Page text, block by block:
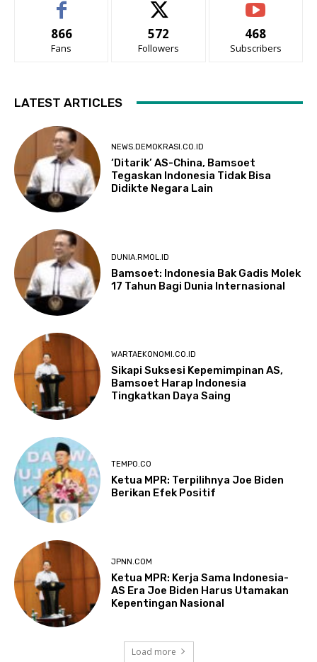
866
Fans
572
Followers
468
Subscribers
LATEST ARTICLES
NEWS.DEMOKRASI.CO.ID
‘Ditarik’ AS-China, Bamsoet
Tegaskan Indonesia Tidak Bisa
Didikte Negara Lain
DUNIA.RMOL.ID
Bamsoet: Indonesia Bak Gadis Molek
17 Tahun Bagi Dunia Internasional
WARTAEKONOMI.CO.ID
Sikapi Suksesi Kepemimpinan AS,
Bamsoet Harap Indonesia
Tingkatkan Daya Saing
TEMPO.CO
Ketua MPR: Terpilihnya Joe Biden
Berikan Efek Positif
JPNN.COM
Ketua MPR: Kerja Sama Indonesia-
AS Era Joe Biden Harus Utamakan
Kepentingan Nasional
Load more